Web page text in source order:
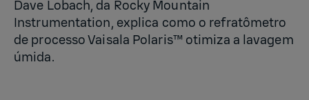
Dave Lobach, da Rocky Mountain
Instrumentation, explica como o refratômetro
de processo Vaisala Polaris™ otimiza a lavagem
úmida.